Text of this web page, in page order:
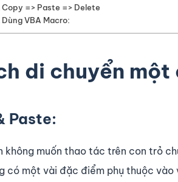
Copy => Paste => Delete
Dùng VBA Macro:
di chuyển
Paste:
không muốn thao tác trên con trỏ
có một vài đặc điểm phụ thuộc